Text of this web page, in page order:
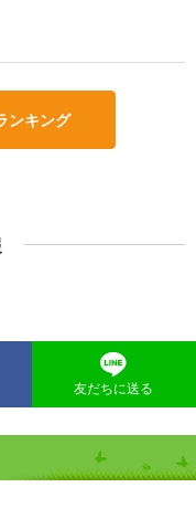
ンキング
友だちに送る